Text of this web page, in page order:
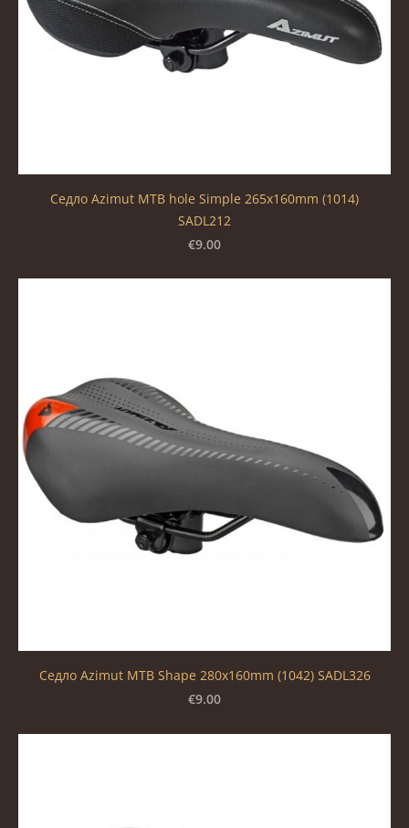
Седло Azimut MTB hole Simple 265x160mm (1014)
SADL212
€9.00
Седло Azimut MTB Shape 280x160mm (1042) SADL326
€9.00